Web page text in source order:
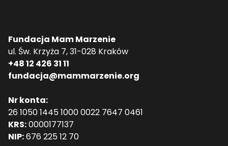
Fundacja Mam Marzenie
ul. Św. Krzyża 7, 31-028 Kraków
+48 12 426 31 11
fundacja@mammarzenie.org
Nr konta:
26 1050 1445 1000 0022 7647 0461
KRS:0000177137
NIP:676 225 12 70